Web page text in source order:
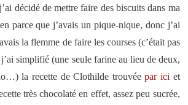
décidé de mettre faire des biscuits dans ma
parce que j’avais un pique-nique, donc j’ai
la flemme de faire les courses (c’était pas
simplifié (une seule farine au lieu de deux,
la recette de Clothilde trouvéepar ici et
très chocolaté en effet, assez peu sucrée,